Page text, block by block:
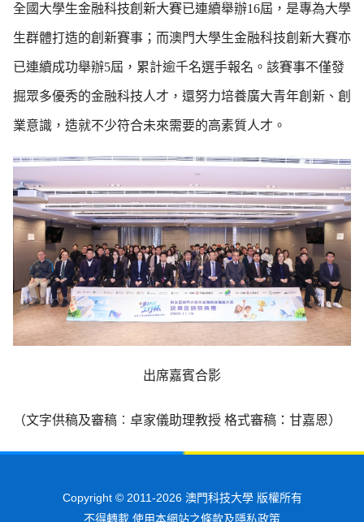
全國大學生金融科技創新大賽已連續舉辦16屆，是專為大學
生群體打造的創新賽事；而澳門大學生金融科技創新大賽亦
已連續成功舉辦5屆，累計逾千名選手報名。該賽事不僅發
掘眾多優秀的金融科技人才，還努力培養廣大青年創新、創
業意識，造就不少符合未來需要的高素質人才。
出席嘉賓合影
（文字供稿及審稿︰卓家儀助理教授 格式審稿：甘嘉恩）
Copyright © 2011-2026 澳門科技大學 版權所有
不得轉載 使用本網站之條款及隱私政策